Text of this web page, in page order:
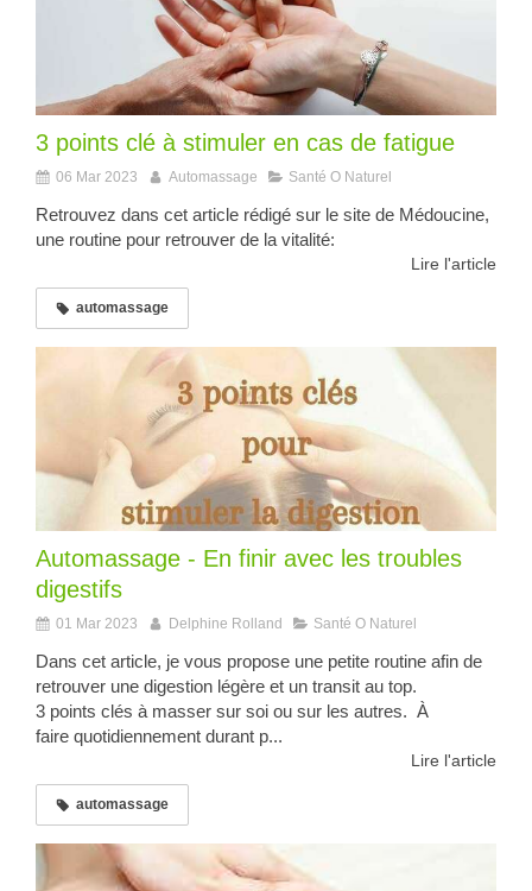
3 points clé à stimuler en cas de fatigue
06 Mar 2023 Automassage Santé O Naturel
Retrouvez dans cet article rédigé sur le site de Médoucine,
une routine pour retrouver de la vitalité:
Lire l'article
automassage
Automassage - En finir avec les troubles
digestifs
01 Mar 2023 Delphine Rolland Santé O Naturel
Dans cet article, je vous propose une petite routine afin de
retrouver une digestion légère et un transit au top.
3 points clés à masser sur soi ou sur les autres. À
faire quotidiennement durant p...
Lire l'article
automassage